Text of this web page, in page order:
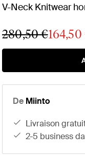
V-Neck Knitwear
280,50 €164,50
De Miinto
livraison
2-5 business